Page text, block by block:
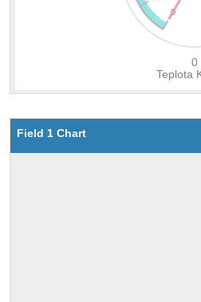
Field 1 Chart